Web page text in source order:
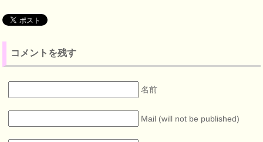
コメントを残す
名前
Mail (will not be published)